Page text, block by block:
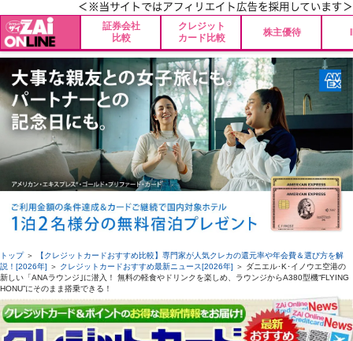
証券会社
比較
クレジット
カード比較
株主優待
トップ＞
【クレジットカードおすすめ比較】専門家が人気クレカの還元率や年会費＆選び方を解
説！[2026年] ＞ クレジットカードおすすめ最新ニュース[2026年] ＞ ダニエル･K･イノウエ空港の
新しい「ANAラウンジ｣に潜入！ 無料の軽食やドリンクを楽しめ、ラウンジからA380型機“FLYING
HONU”にそのまま搭乗できる！